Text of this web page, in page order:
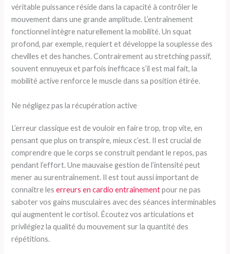
véritable puissance réside dans la capacité à contrôler le
mouvement dans une grande amplitude. L’entraînement
fonctionnel intègre naturellement la mobilité. Un squat
profond, par exemple, requiert et développe la souplesse des
chevilles et des hanches. Contrairement au stretching passif,
souvent ennuyeux et parfois inefficace s’il est mal fait, la
mobilité active renforce le muscle dans sa position étirée.
Ne négligez pas la récupération active
L’erreur classique est de vouloir en faire trop, trop vite, en
pensant que plus on transpire, mieux c’est. Il est crucial de
comprendre que le corps se construit pendant le repos, pas
pendant l’effort. Une mauvaise gestion de l’intensité peut
mener au surentraînement. Il est tout aussi important de
connaître leserreurs en cardio entraînementpour ne pas
saboter vos gains musculaires avec des séances interminables
qui augmentent le cortisol. Écoutez vos articulations et
privilégiez la qualité du mouvement sur la quantité des
répétitions.